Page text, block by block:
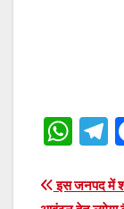
W
at e
Post
इस जनपद में